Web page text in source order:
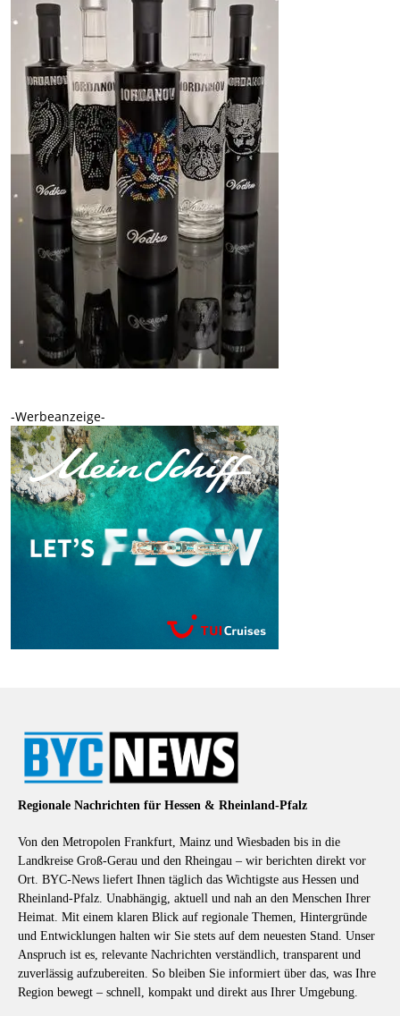
-Werbeanzeige-
Regionale Nachrichten für Hessen & Rheinland-Pfalz
Von den Metropolen Frankfurt, Mainz und Wiesbaden bis in die
Landkreise Groß-Gerau und den Rheingau – wir berichten direkt vor
Ort. BYC-News liefert Ihnen täglich das Wichtigste aus Hessen und
Rheinland-Pfalz. Unabhängig, aktuell und nah an den Menschen Ihrer
Heimat. Mit einem klaren Blick auf regionale Themen, Hintergründe
und Entwicklungen halten wir Sie stets auf dem neuesten Stand. Unser
Anspruch ist es, relevante Nachrichten verständlich, transparent und
zuverlässig aufzubereiten. So bleiben Sie informiert über das, was Ihre
Region bewegt – schnell, kompakt und direkt aus Ihrer Umgebung.